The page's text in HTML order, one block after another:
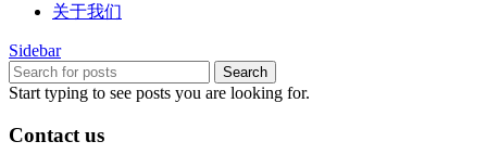
关于我们
Sidebar
Search
Start typing to see posts you are looking for.
Contact us